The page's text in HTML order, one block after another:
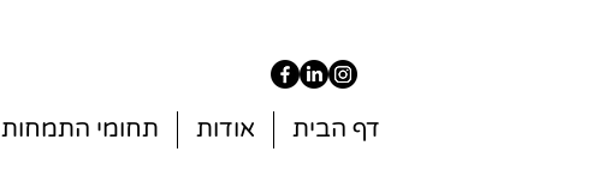
דף הבית אודות תחומי התמחות